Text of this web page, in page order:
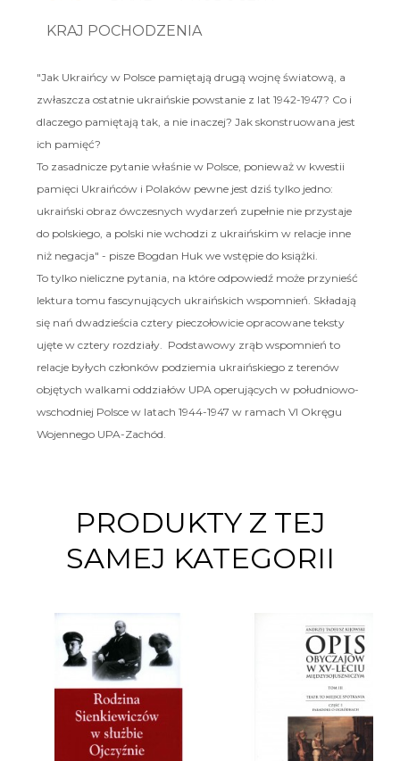
KRAJ POCHODZENIA
"Jak Ukraińcy w Polsce pamiętają drugą wojnę światową, a
zwłaszcza ostatnie ukraińskie powstanie z lat 1942-1947? Co i
dlaczego pamiętają tak, a nie inaczej? Jak skonstruowana jest
ich pamięć?
To zasadnicze pytanie właśnie w Polsce, ponieważ w kwestii
pamięci Ukraińców i Polaków pewne jest dziś tylko jedno:
ukraiński obraz ówczesnych wydarzeń zupełnie nie przystaje
do polskiego, a polski nie wchodzi z ukraińskim w relacje inne
niż negacja" - pisze Bogdan Huk we wstępie do książki.
To tylko nieliczne pytania, na które odpowiedź może przynieść
lektura tomu fascynujących ukraińskich wspomnień. Składają
się nań dwadzieścia cztery pieczołowicie opracowane teksty
ujęte w cztery rozdziały. Podstawowy zrąb wspomnień to
relacje byłych członków podziemia ukraińskiego z terenów
objętych walkami oddziałów UPA operujących w południowo-
wschodniej Polsce w latach 1944-1947 w ramach VI Okręgu
Wojennego UPA-Zachód.
PRODUKTY Z TEJ
SAMEJ KATEGORII